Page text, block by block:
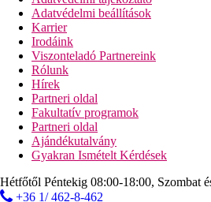
Adatvédelmi beállítások
Karrier
Irodáink
Viszonteladó Partnereink
Rólunk
Hírek
Partneri oldal
Fakultatív programok
Partneri oldal
Ajándékutalvány
Gyakran Ismételt Kérdések
Hétfőtől Péntekig 08:00-18:00, Szombat
+36 1/ 462-8-462